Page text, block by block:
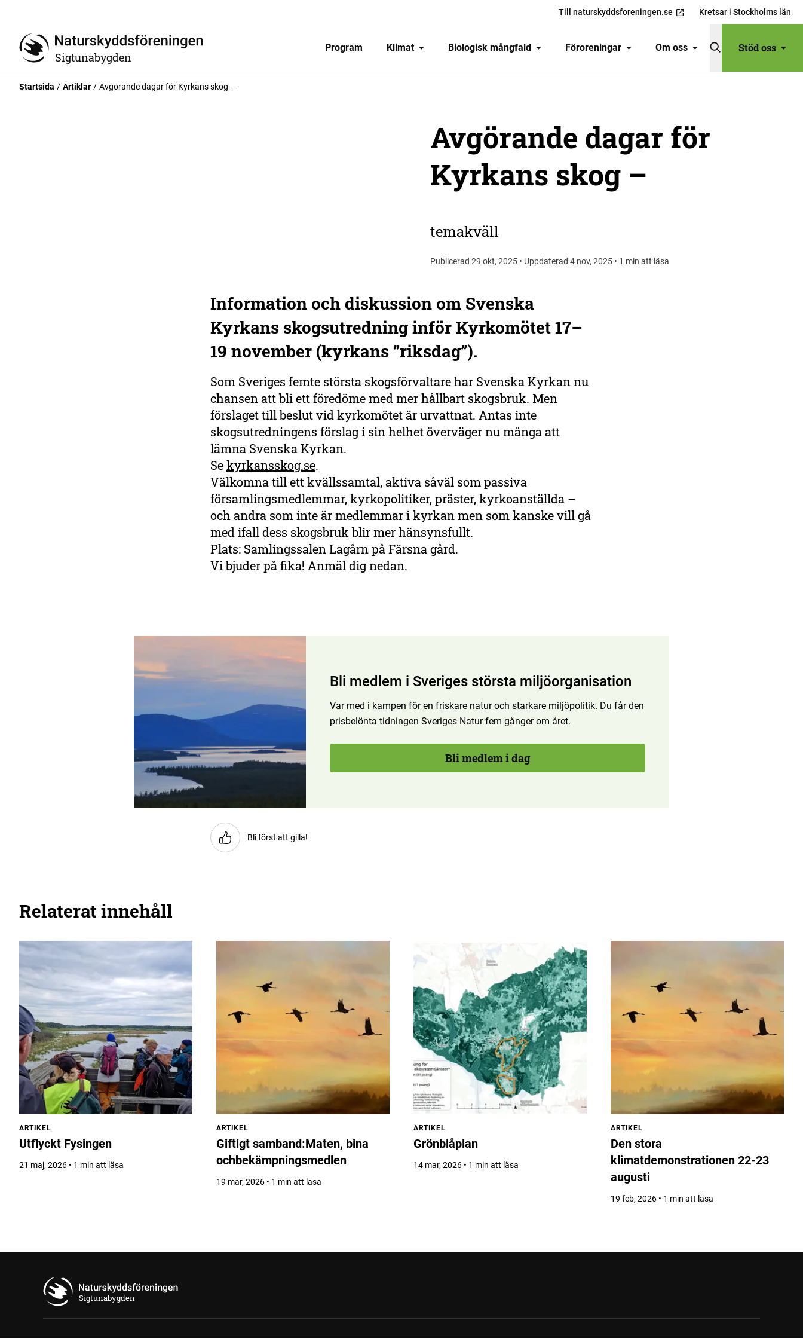
Till naturskyddsforeningen.se Kretsar i Stockholms län
Sigtunabygden
Program Klimat Biologisk mångfald Föroreningar Om oss Stöd oss
Startsida Artiklar Avgörande dagar för Kyrkans skog –
Avgörande dagar för
Kyrkans skog –
temakväll
Publicerad 29 okt, 2025 • Uppdaterad 4 nov, 2025 • 1 min att läsa
Information och diskussion om Svenska
Kyrkans skogsutredning inför Kyrkomötet 17–
19 november (kyrkans ”riksdag”).
Som Sveriges femte största skogsförvaltare har Svenska Kyrkan nu
chansen att bli ett föredöme med mer hållbart skogsbruk. Men
förslaget till beslut vid kyrkomötet är urvattnat. Antas inte
skogsutredningens förslag i sin helhet överväger nu många att
lämna Svenska Kyrkan.
Sekyrkansskog.se.
Välkomna till ett kvällssamtal, aktiva såväl som passiva
församlingsmedlemmar, kyrkopolitiker, präster, kyrkoanställda –
och andra som inte är medlemmar i kyrkan men som kanske vill gå
med ifall dess skogsbruk blir mer hänsynsfullt.
Plats: Samlingssalen Lagårn på Färsna gård.
Vi bjuder på fika! Anmäl dig nedan.
Bli medlem i Sveriges största miljöorganisation
Var med i kampen för en friskare natur och starkare miljöpolitik. Du får den
prisbelönta tidningen Sveriges Natur fem gånger om året.
Bli medlem i dag
Bli först att gilla!
Relaterat innehåll
ARTIKEL
Utflyckt Fysingen
21 maj, 2026 • 1 min att läsa
ARTIKEL
Giftigt samband:Maten, bina
ochbekämpningsmedlen
19 mar, 2026 • 1 min att läsa
ARTIKEL
Grönblåplan
14 mar, 2026 • 1 min att läsa
ARTIKEL
Den stora
klimatdemonstrationen 22-23
augusti
19 feb, 2026 • 1 min att läsa
Sigtunabygden